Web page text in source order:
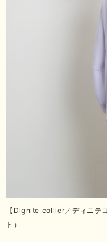
【Dignite collier／ディニテ
ト）